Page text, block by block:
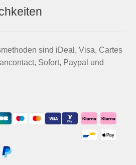
sind iDeal, Visa, Cartes
Sofort, Paypal und